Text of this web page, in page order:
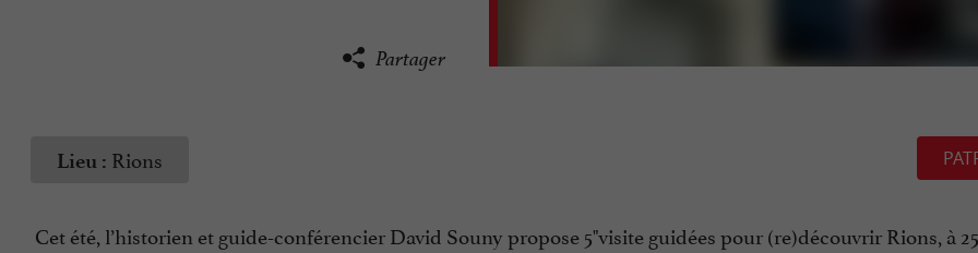
Partager
Lieu : Rions
Cet été, l’historien et guide-conférencier David Souny propose 5"visite guidées pour (re)découvrir Rions, à